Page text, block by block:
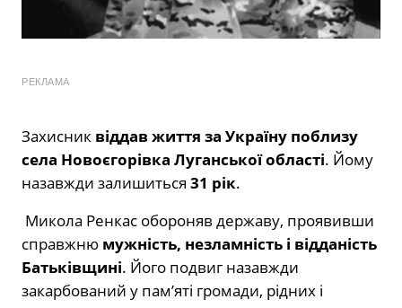
РЕКЛАМА
Захисник віддав життя за Україну поблизу
села Новоєгорівка Луганської області. Йому
назавжди залишиться 31 рік.
Микола Ренкас обороняв державу, проявивши
справжню мужність, незламність і відданість
Батьківщині. Його подвиг назавжди
закарбований у памʼяті громади, рідних і